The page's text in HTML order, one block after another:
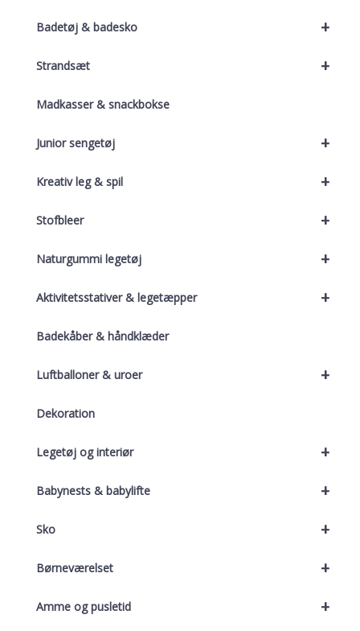
+
Badetøj & badesko
+
Strandsæt
Madkasser & snackbokse
+
Junior sengetøj
+
Kreativ leg & spil
+
Stofbleer
+
Naturgummi legetøj
+
Aktivitetsstativer & legetæpper
Badekåber & håndklæder
+
Luftballoner & uroer
Dekoration
+
Legetøj og interiør
+
Babynests & babylifte
+
Sko
+
Børneværelset
+
Amme og pusletid